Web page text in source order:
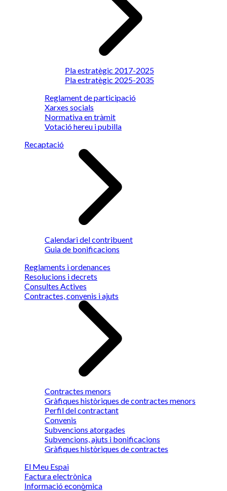
Pla estratègic 2017-2025
Pla estratègic 2025-2035
Reglament de participació
Xarxes socials
Normativa en tràmit
Votació hereu i pubilla
Recaptació
Calendari del contribuent
Guia de bonificacions
Reglaments i ordenances
Resolucions i decrets
Consultes Actives
Contractes, convenis i ajuts
Contractes menors
Gràfiques històriques de contractes menors
Perfil del contractant
Convenis
Subvencions atorgades
Subvencions, ajuts i bonificacions
Gràfiques històriques de contractes
El Meu Espai
Factura electrònica
Informació econòmica